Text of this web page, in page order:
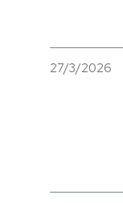
27/3/2026